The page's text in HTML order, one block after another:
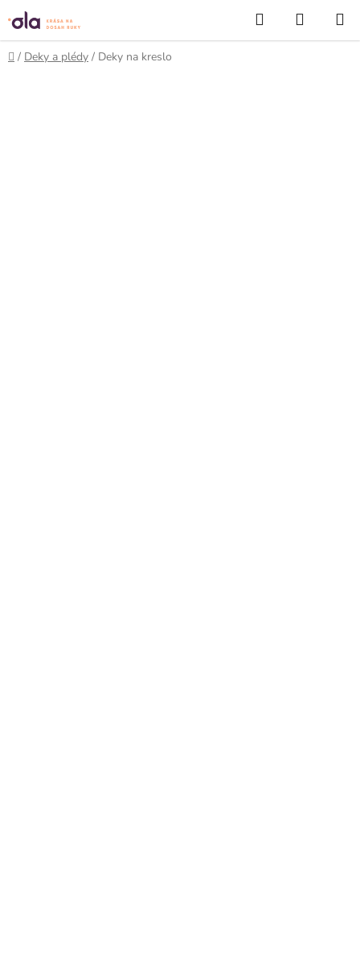
Prejsť
na
obsah
Hľadať
KOŠÍK
Domov
/ Deky a plédy / Deky na kreslo